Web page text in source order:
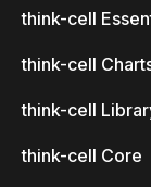
think-cell
think-cell
think-cell
think-cell Core